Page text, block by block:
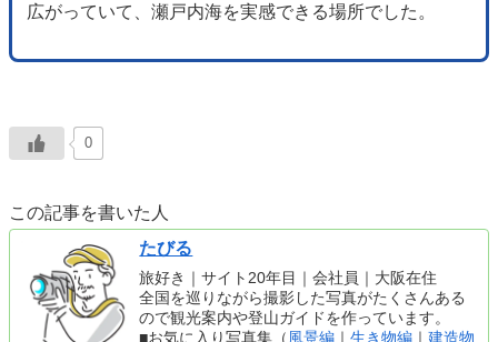
広がっていて、瀬戸内海を実感できる場所でした。
0
この記事を書いた人
たびる
旅好き｜サイト20年目｜会社員｜大阪在住
全国を巡りながら撮影した写真がたくさんある
ので観光案内や登山ガイドを作っています。
■お気に入り写真集（ 風景編 ｜生き物編 ｜建造物